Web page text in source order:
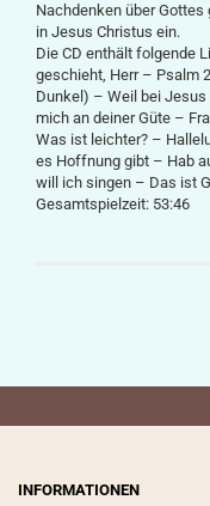
Nachdenken über
in Jesus Christus ein.
Die CD enthält folgende
geschieht, Herr – Psalm
Dunkel) – Weil bei
mich an deiner Güte –
Was ist leichter? –
es Hoffnung gibt – Hab
will ich singen – Das ist
Gesamtspielzeit: 53:46
INFORMATIONEN